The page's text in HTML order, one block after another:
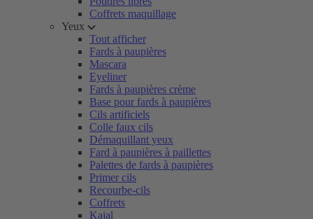
Coffrets maquillage
Yeux
Tout afficher
Fards à paupières
Mascara
Eyeliner
Fards à paupières crème
Base pour fards à paupières
Cils artificiels
Colle faux cils
Démaquillant yeux
Fard à paupières à paillettes
Palettes de fards à paupières
Primer cils
Recourbe-cils
Coffrets
Kajal